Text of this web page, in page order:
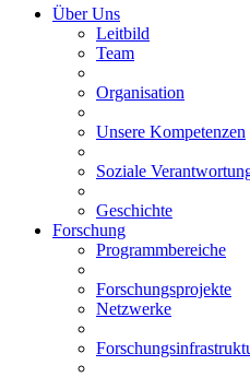
Über Uns
Leitbild
Team
Organisation
Unsere Kompetenzen
Soziale
Geschichte
Forschung
Programmbereiche
Forschungsprojekte
Netzwerke